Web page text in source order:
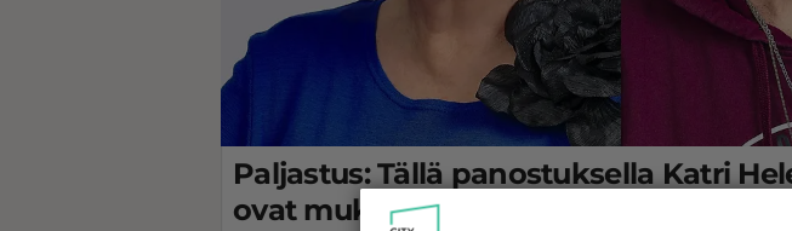
Paljastus: Tällä panostuksella Katri
ovat mukana Vain elämää -